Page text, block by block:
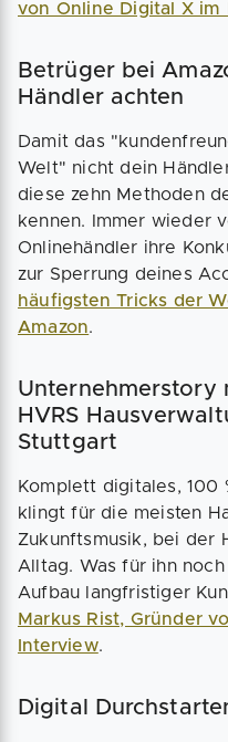
von Online Digital X im
Betrüger bei
Händler achten
Damit das
Welt" nicht dein
diese zehn Methoden
kennen. Immer wieder
Onlinehändler ihre
zur Sperrung deines
häufigsten Tricks der
Amazon.
Unternehmerstory
HVRS
Stuttgart
Komplett digitales, 100
klingt für die meisten
Zukunftsmusik, bei der
Alltag. Was für ihn
Aufbau langfristiger
Markus Rist, Gründer
Interview.
Digital